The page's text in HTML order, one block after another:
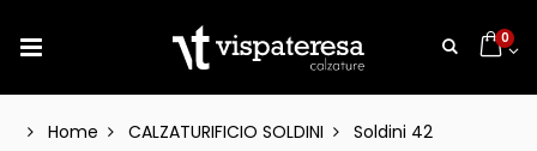
0
Home CALZATURIFICIO SOLDINI Soldini 42